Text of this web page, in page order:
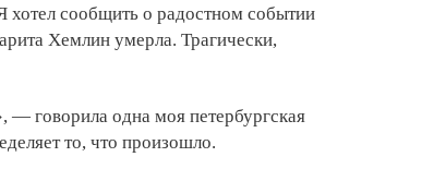
сообщить о радостном событии
Хемлин умерла. Трагически,
— говорила одна моя петербургская
то, что произошло.